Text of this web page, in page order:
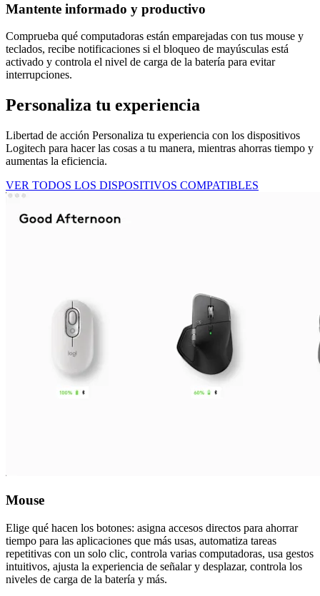
Mantente informado y productivo
Comprueba qué computadoras están emparejadas con tus mouse y
teclados, recibe notificaciones si el bloqueo de mayúsculas está
activado y controla el nivel de carga de la batería para evitar
interrupciones.
Personaliza tu experiencia
Libertad de acción Personaliza tu experiencia con los dispositivos
Logitech para hacer las cosas a tu manera, mientras ahorras tiempo y
aumentas la eficiencia.
VER TODOS LOS DISPOSITIVOS COMPATIBLES
Mouse
Elige qué hacen los botones: asigna accesos directos para ahorrar
tiempo para las aplicaciones que más usas, automatiza tareas
repetitivas con un solo clic, controla varias computadoras, usa gestos
intuitivos, ajusta la experiencia de señalar y desplazar, controla los
niveles de carga de la batería y más.